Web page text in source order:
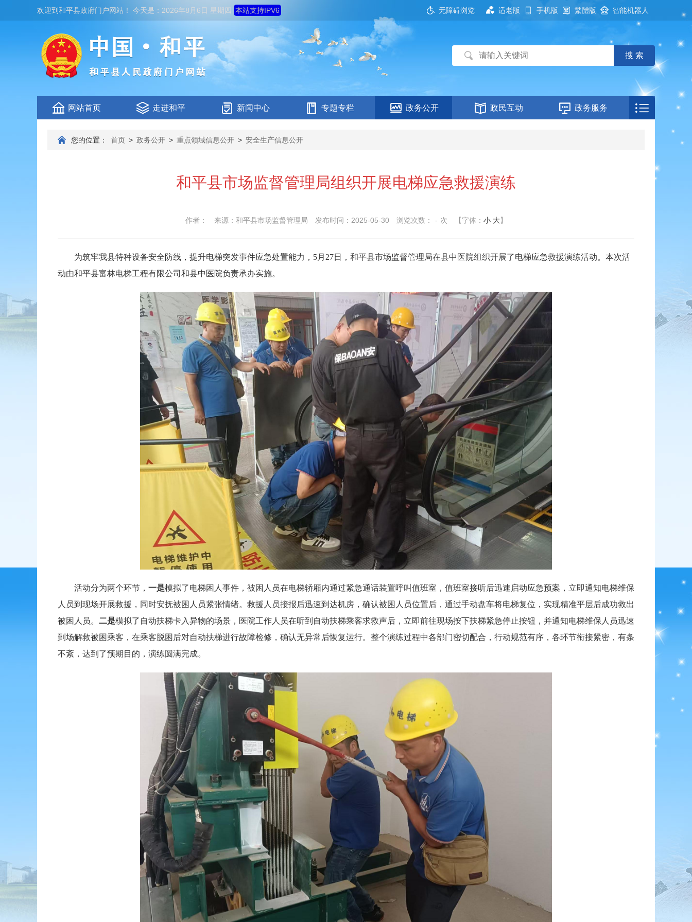
欢迎到和平县政府门户网站 ！ 今天是： 2026年8月6日 星期四 本站支持IPV6 无障碍浏览 适老版 手机版 繁體版 智能机器人
网站首页 走进和平 新闻中心 专题专栏 政务公开 政民互动 政务服务
您的位置： 首页 > 政务公开 > 重点领域信息公开 > 安全生产信息公开
和平县市场监督管理局组织开展电梯应急救援演练
作者： 来源：和平县市场监督管理局 发布时间：2025-05-30 浏览次数： - 次 【字体： 小 大】
为筑牢我县特种设备安全防线，提升电梯突发事件应急处置能力，5月27日，和平县市场监督管理局在县中医院组织开展了电梯应急救援演练活动。本次活
动由和平县富林电梯工程有限公司和县中医院负责承办实施。
活动分为两个环节， 一是模拟了电梯困人事件，被困人员在电梯轿厢内通过紧急通话装置呼叫值班室，值班室接听后迅速启动应急预案，立即通知电梯维保
人员到现场开展救援，同时安抚被困人员紧张情绪。救援人员接报后迅速到达机房，确认被困人员位置后，通过手动盘车将电梯复位，实现精准平层后成功救出
被困人员。 二是模拟了自动扶梯卡入异物的场景，医院工作人员在听到自动扶梯乘客求救声后，立即前往现场按下扶梯紧急停止按钮，并通知电梯维保人员迅速
到场解救被困乘客，在乘客脱困后对自动扶梯进行故障检修，确认无异常后恢复运行。整个演练过程中各部门密切配合，行动规范有序，各环节衔接紧密，有条
不紊，达到了预期目的，演练圆满完成。